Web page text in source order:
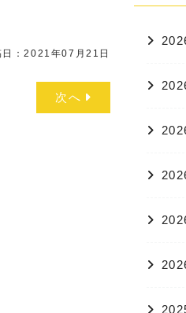
日：2021年07月21日
次へ